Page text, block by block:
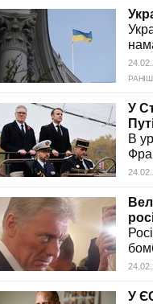
У
В
У